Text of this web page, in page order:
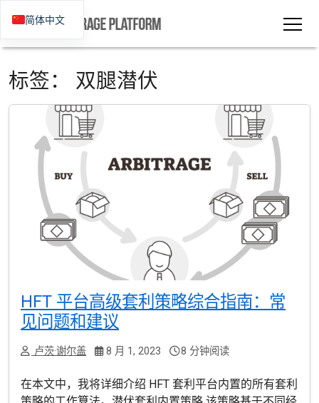
标签： 双腿潜伏
HFT 平台高级套利策略综合指南：常
见问题和建议
卢茨·谢尔盖 8 月 1, 2023 8 分钟阅读
在本文中，我将详细介绍 HFT 套利平台内置的所有套利
简体中文